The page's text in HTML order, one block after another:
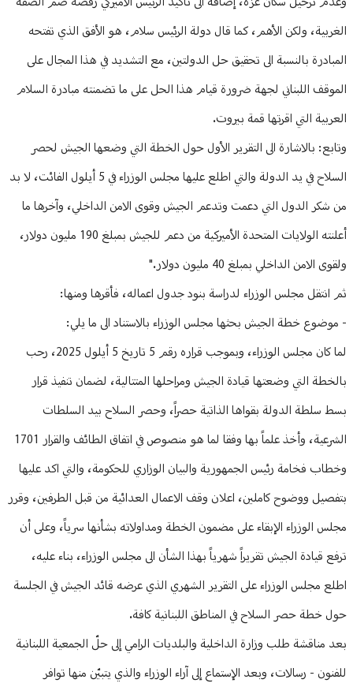
الغربية، ولكن الأهم، كما قال دولة الرئيس سلام، هو الأفق الذي تفتحه
المبادرة بالنسبة الى تحقيق حل الدولتين، مع التشديد في هذا المجال على
الموقف اللبناني لجهة ضرورة قيام هذا الحل على ما تضمنته مبادرة السلام
العربية التي اقرتها قمة بيروت.
وتابع: بالاشارة الى التقرير الأول حول الخطة التي وضعها الجيش لحصر
السلاح في يد الدولة والتي اطلع عليها مجلس الوزراء في 5 أيلول الفائت، لا بد
من شكر الدول التي دعمت وتدعم الجيش وقوى الامن الداخلي، وآخرها ما
أعلنته الولايات المتحدة الأميركية من دعم للجيش بمبلغ 190 مليون دولار،
ولقوى الامن الداخلي بمبلغ 40 مليون دولار."
ثم انتقل مجلس الوزراء لدراسة بنود جدول اعماله، فأقرها ومنها:
- موضوع خطة الجيش بحثها مجلس الوزراء بالاستناد الى ما يلي:
لما كان مجلس الوزراء، وبموجب قراره رقم 5 تاريخ 5 أيلول 2025، رحب
بالخطة التي وضعتها قيادة الجيش ومراحلها المتتالية، لضمان تنفيذ قرار
بسط سلطة الدولة بقواها الذاتية حصراً، وحصر السلاح بيد السلطات
الشرعية، وأخذ علماً بها وفقا لما هو منصوص في اتفاق الطائف والقرار 1701
وخطاب فخامة رئيس الجمهورية والبيان الوزاري للحكومة، والتي اكد عليها
بتفصيل ووضوح كاملين، اعلان وقف الاعمال العدائية من قبل الطرفين، وقرر
مجلس الوزراء الإبقاء على مضمون الخطة ومداولاته بشأنها سرياً، وعلى أن
ترفع قيادة الجيش تقريراً شهرياً بهذا الشأن الى مجلس الوزراء، بناء عليه،
اطلع مجلس الوزراء على التقرير الشهري الذي عرضه قائد الجيش في الجلسة
حول خطة حصر السلاح في المناطق اللبنانية كافة.
بعد مناقشة طلب وزارة الداخلية والبلديات الرامي إلى حلّ الجمعية اللبنانية
للفنون - رسالات، وبعد الإستماع إلى آراء الوزراء والذي يتبيّن منها توافر